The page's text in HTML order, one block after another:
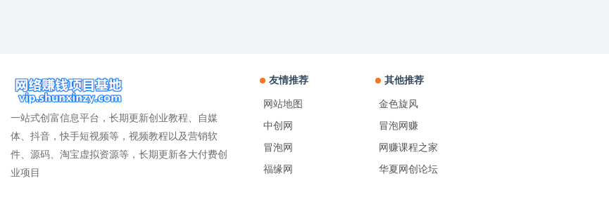
一站式创富信息平台，长期更新创业教程、自媒
体、抖音，快手短视频等，视频教程以及营销软
件、源码、淘宝虚拟资源等，长期更新各大付费创
业项目
友情推荐
网站地图
中创网
冒泡网
福缘网
其他推荐
金色旋风
冒泡网赚
网赚课程之家
华夏网创论坛